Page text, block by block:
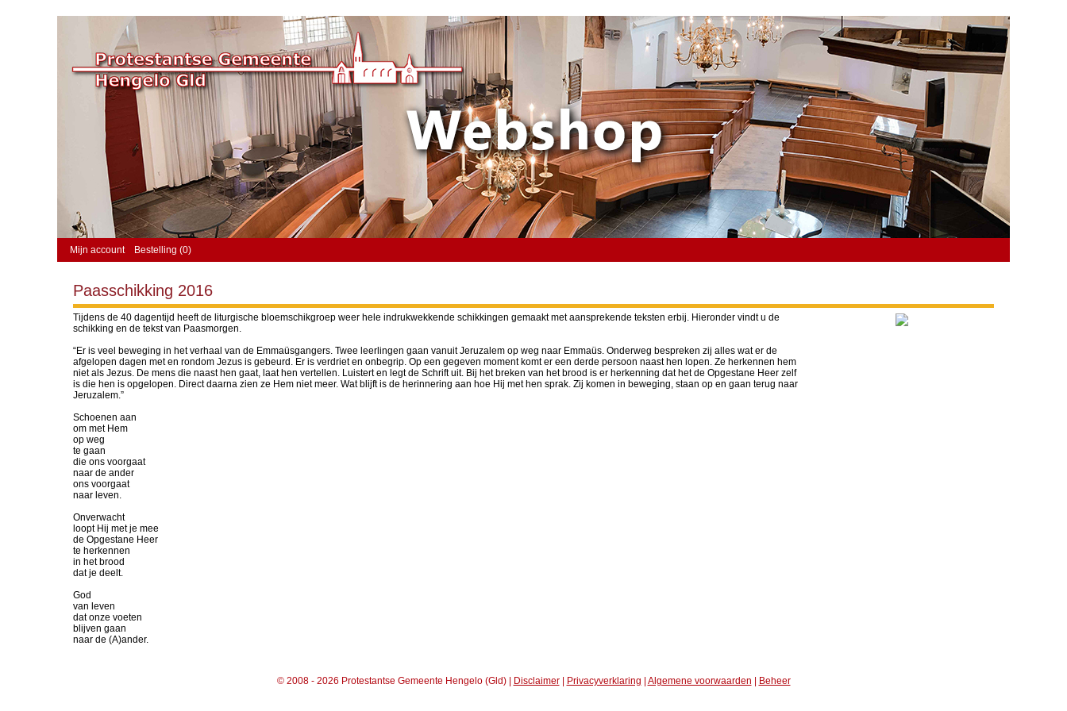
Mijn account Bestelling (0)
Paasschikking 2016
Tijdens de 40 dagentijd heeft de liturgische bloemschikgroep weer hele indrukwekkende schikkingen gemaakt met aansprekende teksten erbij. Hieronder vindt u de
schikking en de tekst van Paasmorgen.
“Er is veel beweging in het verhaal van de Emmaüsgangers. Twee leerlingen gaan vanuit Jeruzalem op weg naar Emmaüs. Onderweg bespreken zij alles wat er de
afgelopen dagen met en rondom Jezus is gebeurd. Er is verdriet en onbegrip. Op een gegeven moment komt er een derde persoon naast hen lopen. Ze herkennen hem
niet als Jezus. De mens die naast hen gaat, laat hen vertellen. Luistert en legt de Schrift uit. Bij het breken van het brood is er herkenning dat het de Opgestane Heer zelf
is die hen is opgelopen. Direct daarna zien ze Hem niet meer. Wat blijft is de herinnering aan hoe Hij met hen sprak. Zij komen in beweging, staan op en gaan terug naar
Jeruzalem.”
Schoenen aan
om met Hem
op weg
te gaan
die ons voorgaat
naar de ander
ons voorgaat
naar leven.
Onverwacht
loopt Hij met je mee
de Opgestane Heer
te herkennen
in het brood
dat je deelt.
God
van leven
dat onze voeten
blijven gaan
naar de (A)ander.
© 2008 - 2026 Protestantse Gemeente Hengelo (Gld) | Disclaimer| Privacyverklaring Algemene voorwaarden Beheer